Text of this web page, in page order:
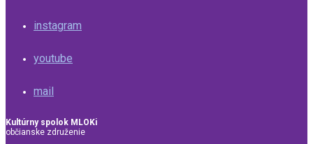
instagram
youtube
mail
Kultúrny spolok MLOKi
občianske združenie